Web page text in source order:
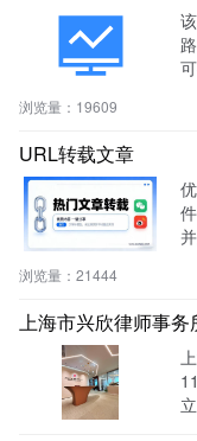
浏览量： 19609
URL转载文章
浏览量： 21444
上海市兴欣律师事务